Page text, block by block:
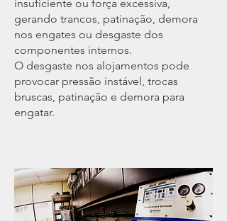
insuficiente ou força excessiva,
gerando trancos, patinação, demora
nos engates ou desgaste dos
componentes internos.
O desgaste nos alojamentos pode
provocar pressão instável, trocas
bruscas, patinação e demora para
engatar.